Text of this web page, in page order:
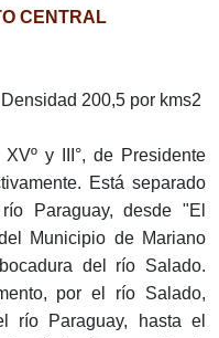
CENTRAL
200,5 por kms2
y III°, de Presidente
Está separado
Paraguay, desde "El
Municipio de Mariano
del río Salado.
por el río Salado,
río Paraguay, hasta el